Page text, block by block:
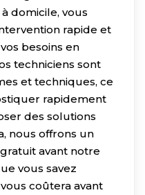
domicile, vous
rapide et
besoins en
techniciens sont
et techniques, ce
rapidement
des solutions
nous offrons un
avant notre
vous savez
coûtera avant